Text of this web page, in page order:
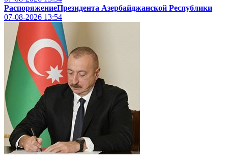
РаспоряжениеПрезидента Азербайджанской Республики
07-08-2026 13:54